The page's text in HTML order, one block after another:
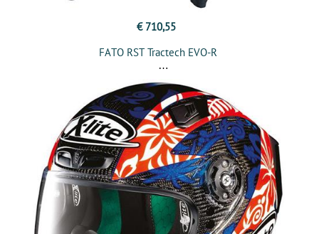
€ 710,55
FATO RST Tractech EVO-R